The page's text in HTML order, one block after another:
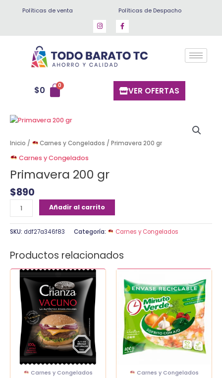
Políticas de venta Políticas de Despacho
$0 VER OFERTAS
Inicio / Carnes y Congelados / Primavera 200 gr
Carnes y Congelados
Primavera 200 gr
$890
Primavera
gr
Añadir al carrito
SKU: ddf27a346f83 Categoría: Carnes y Congelados
Productos relacionados
Carnes y Congelados
Hamburguesa
crianza
cantidad
Carnes y Congelados
con
ajo
150
cantidad